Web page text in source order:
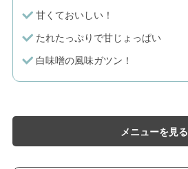
甘くておいしい！
たれたっぷりで甘じょっぱい
白味噌の風味ガツン！
メニューを見る